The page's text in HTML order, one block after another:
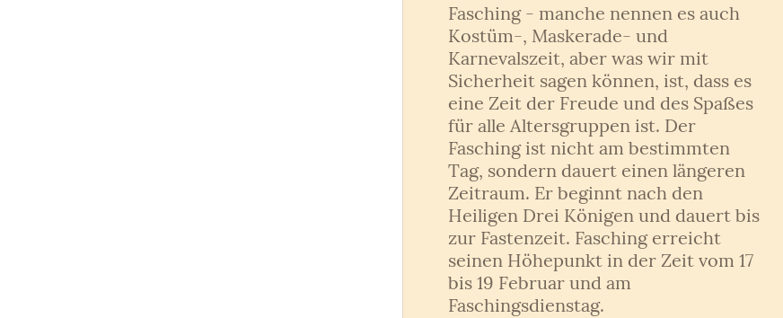
Fasching - manche nennen es auch
Kostüm-, Maskerade- und
Karnevalszeit, aber was wir mit
Sicherheit sagen können, ist, dass es
eine Zeit der Freude und des Spaßes
für alle Altersgruppen ist. Der
Fasching ist nicht am bestimmten
Tag, sondern dauert einen längeren
Zeitraum. Er beginnt nach den
Heiligen Drei Königen und dauert bis
zur Fastenzeit. Fasching erreicht
seinen Höhepunkt in der Zeit vom 17
bis 19 Februar und am
Faschingsdienstag.